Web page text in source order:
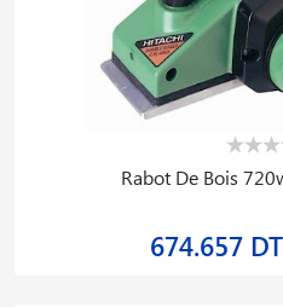
Rabot De Bois
674.657 DT